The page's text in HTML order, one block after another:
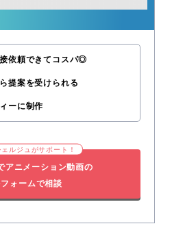
依頼できてコスパ◎
提案を受けられる
ーに制作
ルジュがサポート！
ニメーション動画の
ォームで相談